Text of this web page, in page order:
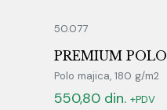
50.077
PREMIUM POLO
Polo majica, 180 g/m2
550,80 din. +PDV